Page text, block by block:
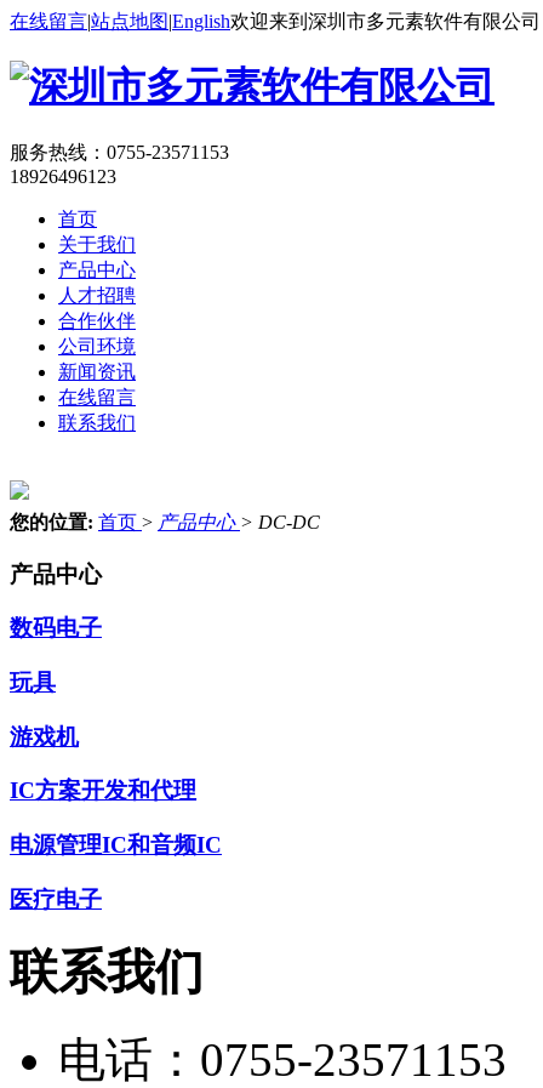
在线留言|站点地图|English欢迎来到深圳市多元素软件有限公
服务热线： 0755-23571153
18926496123
首页
关于我们
产品中心
人才招聘
合作伙伴
公司环境
新闻资讯
在线留言
联系我们
您的位置: 首页 > 产品中心 > DC-DC
产品中心
数码电子
玩具
游戏机
IC方案开发和代理
电源管理IC和音频IC
医疗电子
联系我们
电话： 0755-23571153